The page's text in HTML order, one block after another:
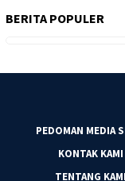
BERITA POPULER
PEDOMAN MEDIA
KONTAK KAMI
TENTANG KAMI